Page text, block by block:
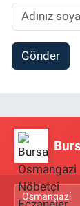
Gönder